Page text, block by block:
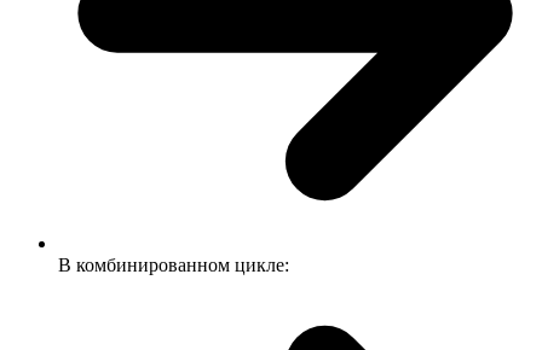
В комбинированном цикле: